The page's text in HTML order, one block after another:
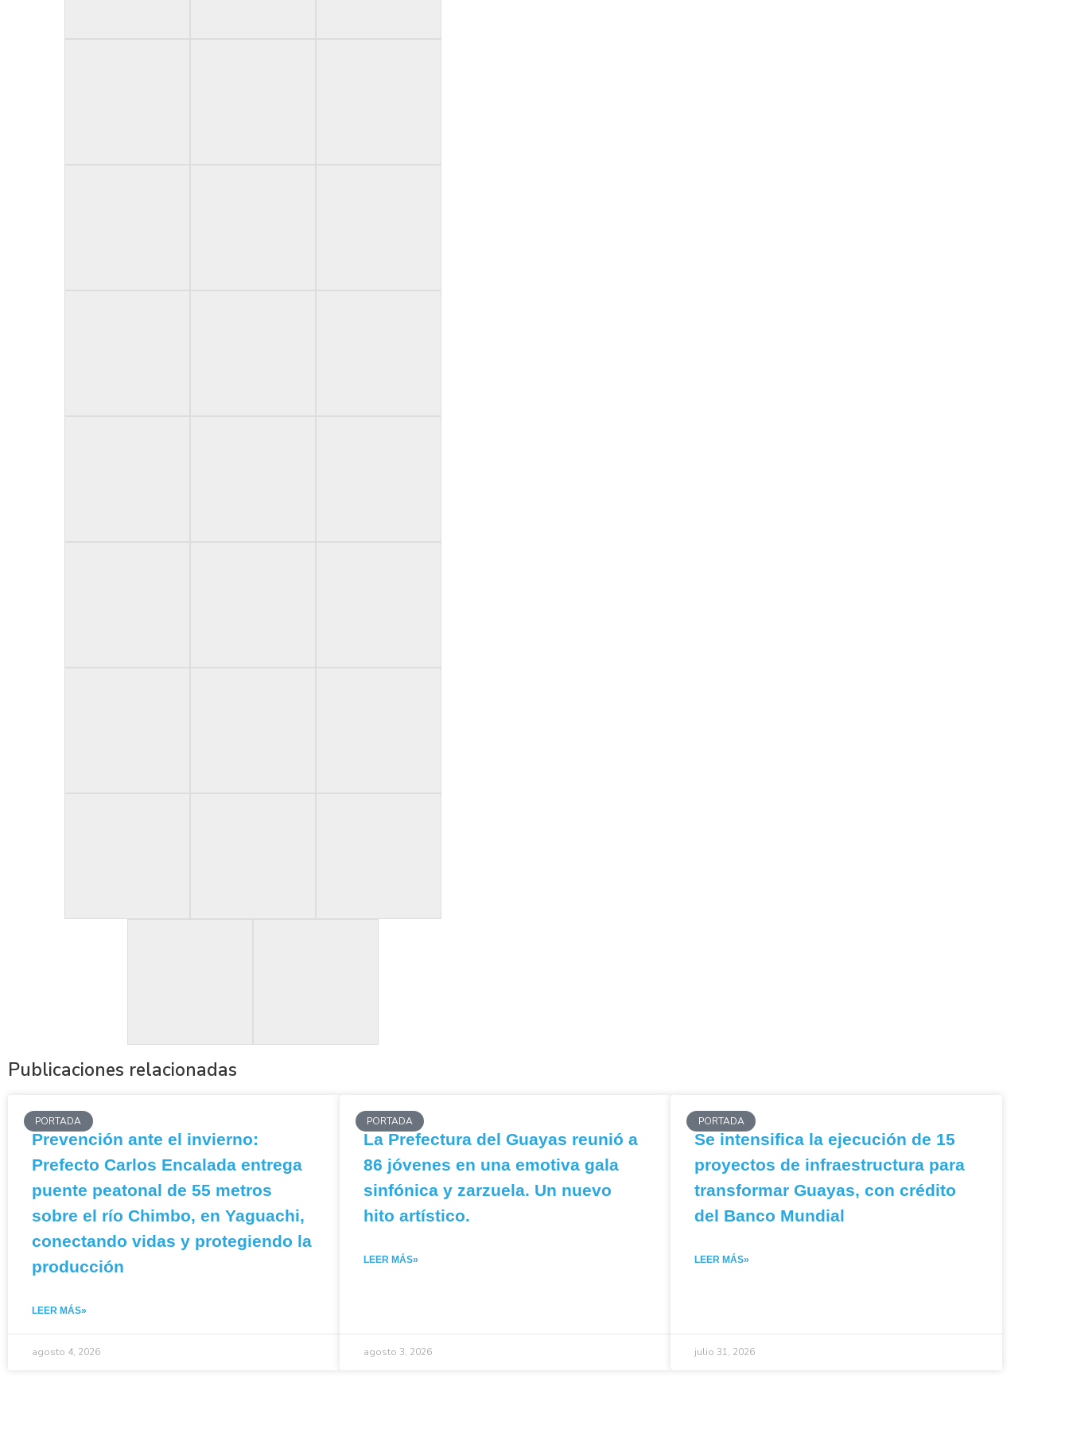
Publicaciones relacionadas
PORTADA
Prevención ante el invierno:
Prefecto Carlos Encalada entrega
puente peatonal de 55 metros
sobre el río Chimbo, en Yaguachi,
conectando vidas y protegiendo la
producción
LEER MÁS»
agosto 4, 2026
PORTADA
La Prefectura del Guayas reunió a
86 jóvenes en una emotiva gala
sinfónica y zarzuela. Un nuevo
hito artístico.
LEER MÁS»
agosto 3, 2026
PORTADA
Se intensifica la ejecución de 15
proyectos de infraestructura para
transformar Guayas, con crédito
del Banco Mundial
LEER MÁS»
julio 31, 2026